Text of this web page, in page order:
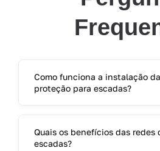
Como funciona a instalação
proteção para escadas?
Quais os benefícios das redes
escadas?